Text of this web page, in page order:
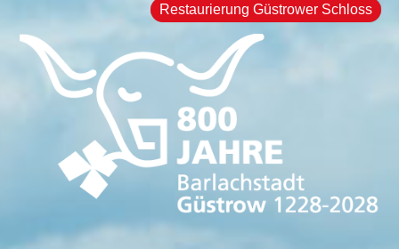
Restaurierung Güstrower Schloss